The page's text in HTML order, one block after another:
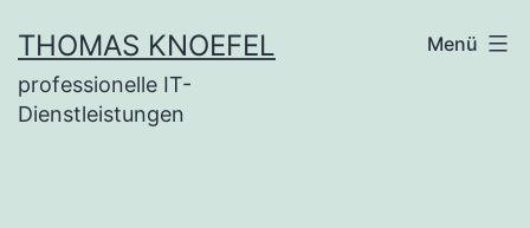
Inhalt
springen
THOMAS KNOEFEL
professionelle IT-
Dienstleistungen
Menü